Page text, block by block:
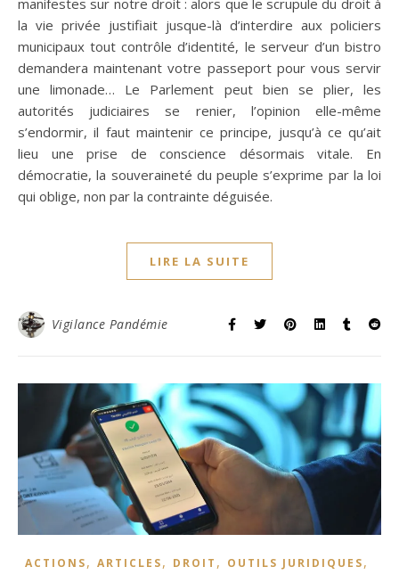
manifestes sur notre droit : alors que le scrupule du droit à
la vie privée justifiait jusque-là d’interdire aux policiers
municipaux tout contrôle d’identité, le serveur d’un bistro
demandera maintenant votre passeport pour vous servir
une limonade… Le Parlement peut bien se plier, les
autorités judiciaires se renier, l’opinion elle-même
s’endormir, il faut maintenir ce principe, jusqu’à ce qu’ait
lieu une prise de conscience désormais vitale. En
démocratie, la souveraineté du peuple s’exprime par la loi
qui oblige, non par la contrainte déguisée.
LIRE LA SUITE
Vigilance Pandémie
ACTIONS, ARTICLES, DROIT , OUTILS JURIDIQUES,